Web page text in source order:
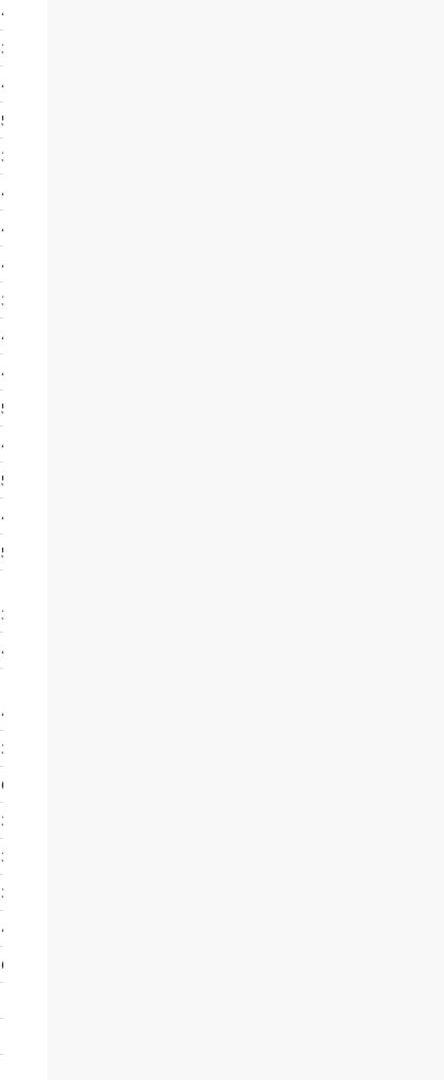
43,59
37,64
44,63
50,82
35,38
41,86
42,72
48,95
39,64
47,65
47,20
58,14
41,07
50,78
44,79
54,03
38,47
45,18
45,62
37,07
60,99
35,47
33,92
39,09
46,92
62,26